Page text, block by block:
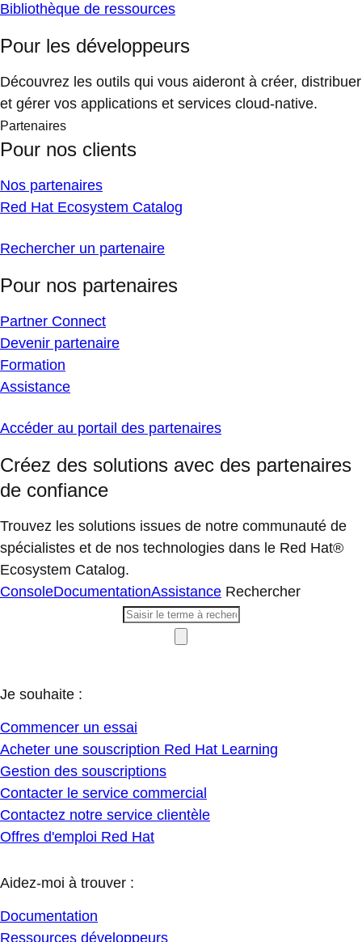
Bibliothèque de ressources
Pour les développeurs
Découvrez les outils qui vous aideront à créer, distribuer
et gérer vos applications et services cloud-native.
Partenaires
Pour nos clients
Nos partenaires
Red Hat Ecosystem Catalog
Rechercher un partenaire
Pour nos partenaires
Partner Connect
Devenir partenaire
Formation
Assistance
Accéder au portail des partenaires
Créez des solutions avec des partenaires
de confiance
Trouvez les solutions issues de notre communauté de
spécialistes et de nos technologies dans le Red Hat®
Ecosystem Catalog.
ConsoleDocumentationAssistance Rechercher
Je souhaite :
Commencer un essai
Acheter une souscription Red Hat Learning
Gestion des souscriptions
Contacter le service commercial
Contactez notre service clientèle
Offres d'emploi Red Hat
Aidez-moi à trouver :
Documentation
Ressources développeurs